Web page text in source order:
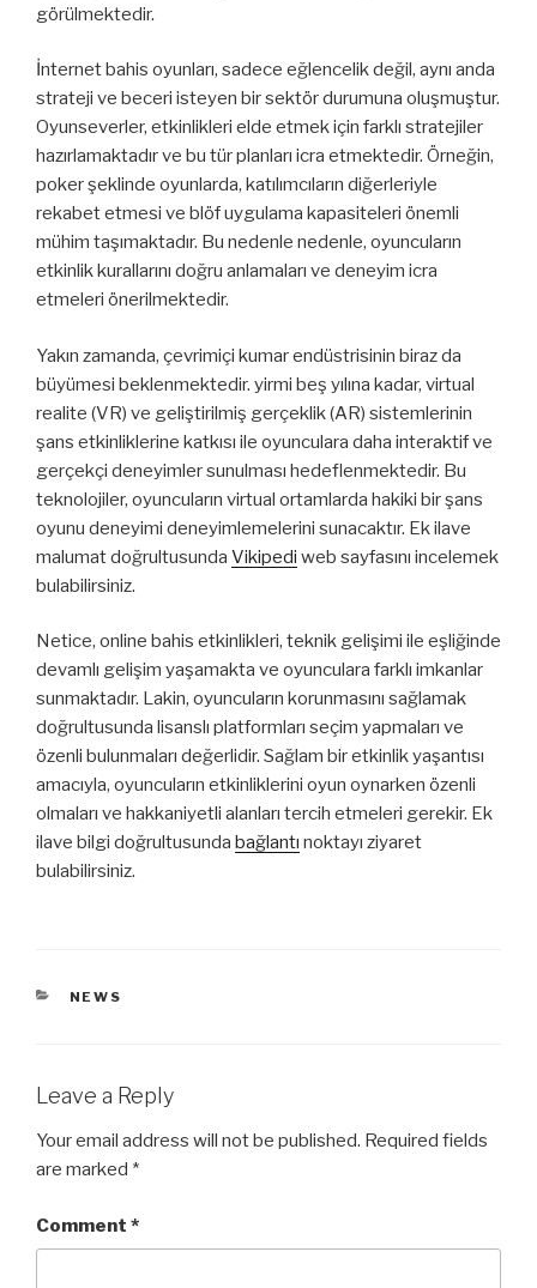
görülmektedir.
İnternet bahis oyunları, sadece eğlencelik değil, aynı anda
strateji ve beceri isteyen bir sektör durumuna oluşmuştur.
Oyunseverler, etkinlikleri elde etmek için farklı stratejiler
hazırlamaktadır ve bu tür planları icra etmektedir. Örneğin,
poker şeklinde oyunlarda, katılımcıların diğerleriyle
rekabet etmesi ve blöf uygulama kapasiteleri önemli
mühim taşımaktadır. Bu nedenle nedenle, oyuncuların
etkinlik kurallarını doğru anlamaları ve deneyim icra
etmeleri önerilmektedir.
Yakın zamanda, çevrimiçi kumar endüstrisinin biraz da
büyümesi beklenmektedir. yirmi beş yılına kadar, virtual
realite (VR) ve geliştirilmiş gerçeklik (AR) sistemlerinin
şans etkinliklerine katkısı ile oyunculara daha interaktif ve
gerçekçi deneyimler sunulması hedeflenmektedir. Bu
teknolojiler, oyuncuların virtual ortamlarda hakiki bir şans
oyunu deneyimi deneyimlemelerini sunacaktır. Ek ilave
malumat doğrultusunda Vikipedi web sayfasını incelemek
bulabilirsiniz.
Netice, online bahis etkinlikleri, teknik gelişimi ile eşliğinde
devamlı gelişim yaşamakta ve oyunculara farklı imkanlar
sunmaktadır. Lakin, oyuncuların korunmasını sağlamak
doğrultusunda lisanslı platformları seçim yapmaları ve
özenli bulunmaları değerlidir. Sağlam bir etkinlik yaşantısı
amacıyla, oyuncuların etkinliklerini oyun oynarken özenli
olmaları ve hakkaniyetli alanları tercih etmeleri gerekir. Ek
ilave bilgi doğrultusunda bağlantı noktayı ziyaret
bulabilirsiniz.
CATEGORIES
NEWS
Leave a Reply
Your email address will not be published. Required fields
are marked *
Comment *